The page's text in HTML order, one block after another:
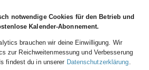
notwendige Cookies für den Betrieb und
Kalender-Abonnement.
brauchen wir deine Einwilligung. Wir
zur Reichweitenmessung und Verbesserung
findest du in unserer Datenschutzerklärung.